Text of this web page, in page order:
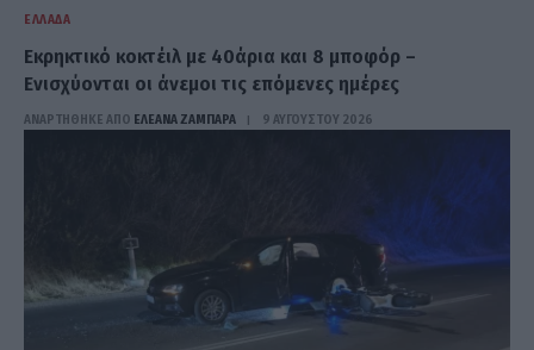
ΕΛΛΆΔΑ
Εκρηκτικό κοκτέιλ με 40άρια και 8 μποφόρ –
Ενισχύονται οι άνεμοι τις επόμενες ημέρες
ΑΝΑΡΤΗΘΗΚΕ ΑΠΟ ΕΛΕΑΝΑ ΖΑΜΠΑΡΑ 9 ΑΥΓΟΎΣΤΟΥ 2026